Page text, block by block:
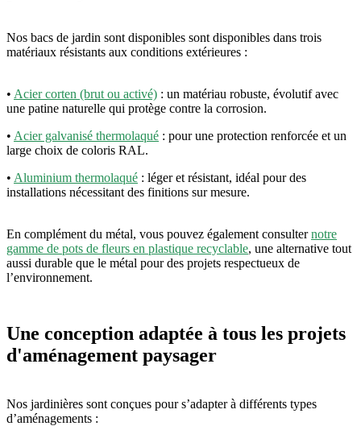
Nos bacs de jardin sont disponibles sont disponibles dans trois
matériaux résistants aux conditions extérieures :
• Acier corten (brut ou activé) : un matériau robuste, évolutif avec
une patine naturelle qui protège contre la corrosion.
• Acier galvanisé thermolaqué : pour une protection renforcée et un
large choix de coloris RAL.
• Aluminium thermolaqué : léger et résistant, idéal pour des
installations nécessitant des finitions sur mesure.
En complément du métal, vous pouvez également consulternotre
gamme de pots de fleurs en plastique recyclable, une alternative tout
aussi durable que le métal pour des projets respectueux de
l’environnement.
Une conception adaptée à tous les projets
d'aménagement paysager
Nos jardinières sont conçues pour s’adapter à différents types
d’aménagements :